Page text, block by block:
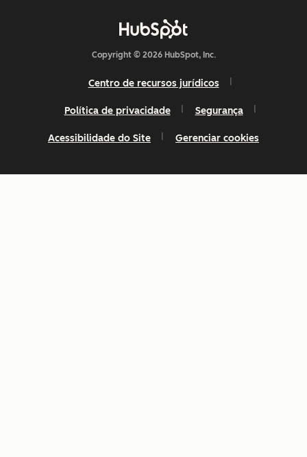
Copyright © 2026 HubSpot, Inc.
Centro de recursos jurídicos
Política de privacidade Segurança
Acessibilidade do Site Gerenciar cookies